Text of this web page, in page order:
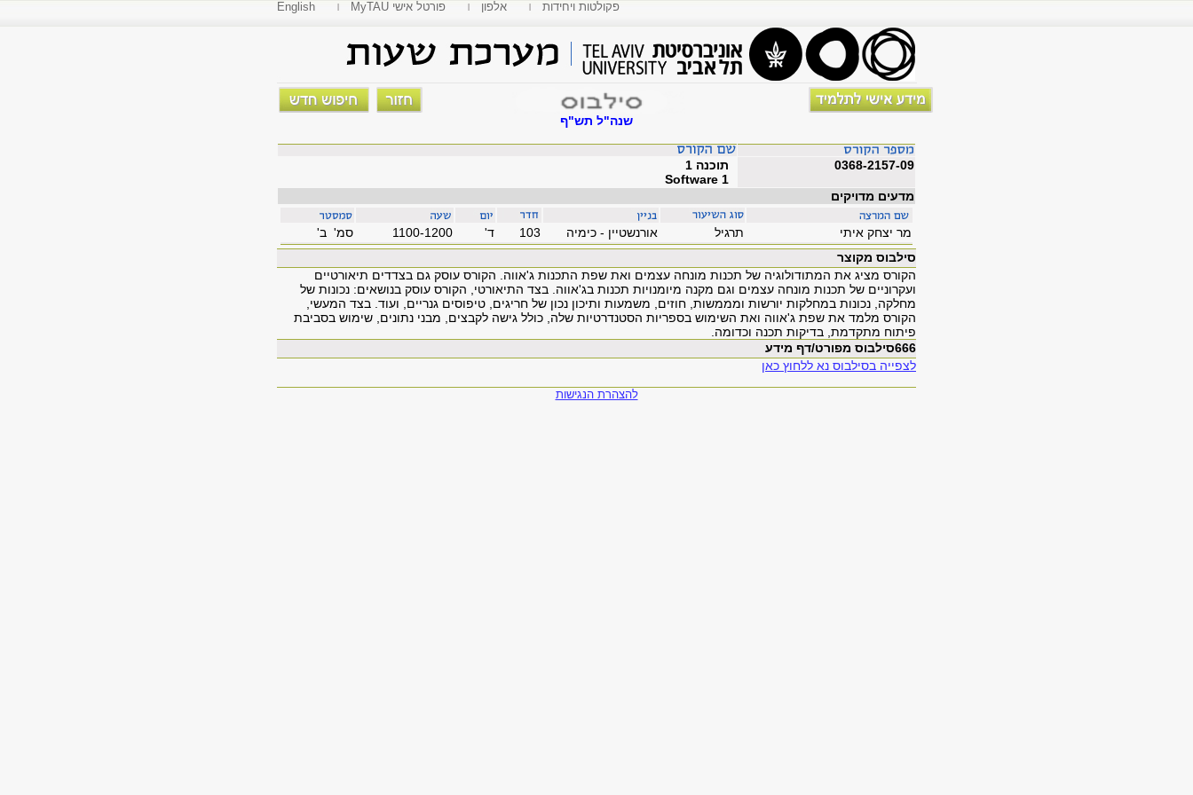
English MyTAU פורטל אישי אלפון פקולטות ויחידות
שנה"ל תש"ף
תוכנה 1
Software 1
0368-2157-09
מדעים מדויקים
סמ' ב' 1100-1200 'ד 103 אורנשטיין - כימיה תרגיל
מר יצחק איתי
סילבוס מקוצר
הקורס מציג את המתודולוגיה של תכנות מונחה עצמים ואת שפת התכנות ג'אווה. הקורס עוסק גם בצדדים תיאורטיים
ועקרוניים של תכנות מונחה עצמים וגם מקנה מיומנויות תכנות בג'אווה. בצד התיאורטי, הקורס עוסק בנושאים: נכונות של
מחלקה, נכונות במחלקות יורשות ומממשות, חוזים, משמעות ותיכון נכון של חריגים, טיפוסים גנריים, ועוד. בצד המעשי,
הקורס מלמד את שפת ג'אווה ואת השימוש בספריות הסטנדרטיות שלה, כולל גישה לקבצים, מבני נתונים, שימוש בסביבת
פיתוח מתקדמת, בדיקות תכנה וכדומה.
666סילבוס מפורט/דף מידע
לצפייה בסילבוס נא ללחוץ כאן
להצהרת הנגישות